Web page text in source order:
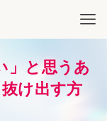
」と思うあ
け出す方